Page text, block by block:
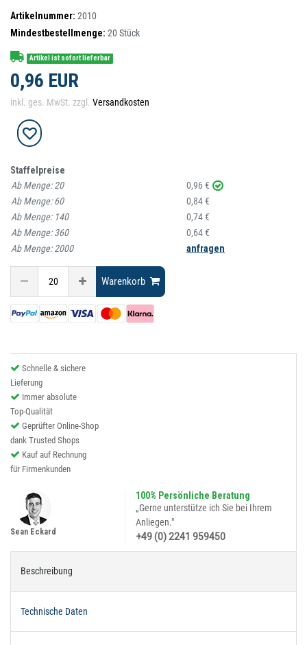
Artikelnummer: 2010
Mindestbestellmenge: 20 Stück
Artikel ist sofort lieferbar
0,96 EUR
inkl. ges. MwSt. zzgl. Versandkosten
Staffelpreise
Ab Menge:20
0,96 €
Ab Menge:60
0,84 €
Ab Menge: 140
0,74 €
Ab Menge:360
0,64 €
Ab Menge:2000 anfragen
Warenkorb
Schnelle & sichere
Lieferung
Immer absolute
Top-Qualität
Geprüfter Online-Shop
dank Trusted Shops
Kauf auf Rechnung
für Firmenkunden
100% Persönliche Beratung
„Gerne unterstütze ich Sie bei Ihrem
Anliegen."
+49 (0) 2241 959450
Sean Eckard
Beschreibung
Technische Daten